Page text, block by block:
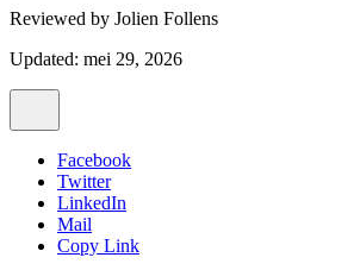
Reviewed by Jolien Follens
Updated: mei 29, 2026
Facebook
Twitter
LinkedIn
Mail
Copy Link